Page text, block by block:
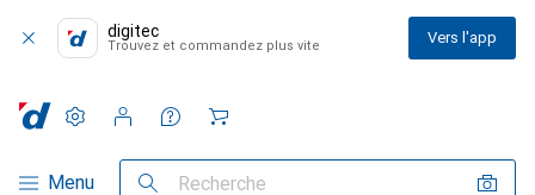
digitec
Trouvez et commandez plus vite Vers l'app
Navigation par catégorie
Menu Recherche
Paramètres
Compte client
Listes de comparaison
Listes d'envies
Panier